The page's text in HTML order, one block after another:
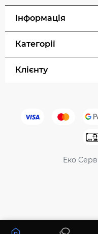
Інформація
Категорії
Клієнту
Еко